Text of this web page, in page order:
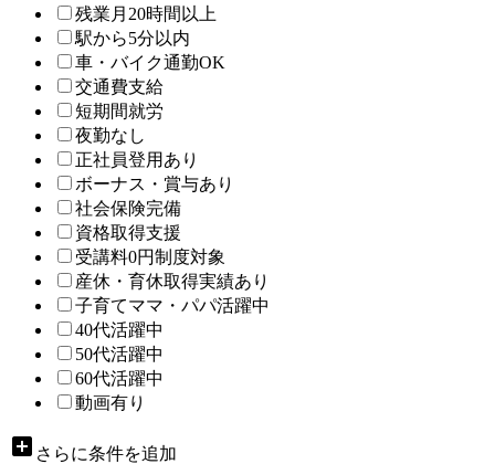
残業月20時間以上
駅から5分以内
車・バイク通勤OK
交通費支給
短期間就労
夜勤なし
正社員登用あり
ボーナス・賞与あり
社会保険完備
資格取得支援
受講料0円制度対象
産休・育休取得実績あり
子育てママ・パパ活躍中
40代活躍中
50代活躍中
60代活躍中
動画有り
add_box さらに条件を追加